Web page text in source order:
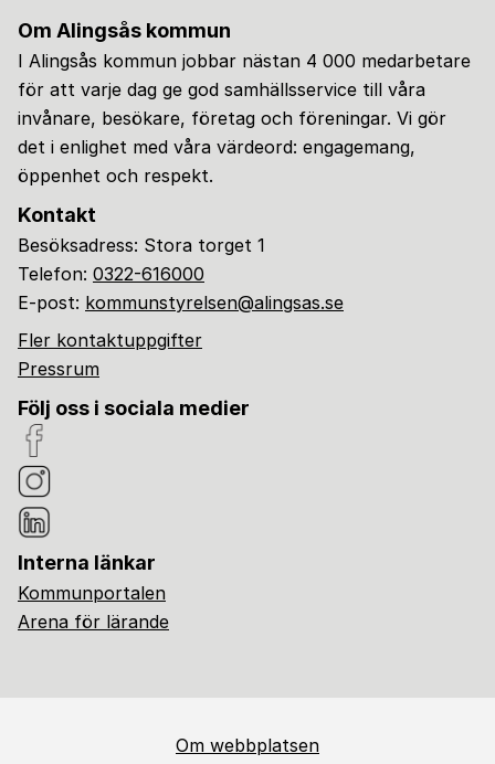
Om Alingsås kommun
I Alingsås kommun jobbar nästan 4 000 medarbetare
för att varje dag ge god samhällsservice till våra
invånare, besökare, företag och föreningar. Vi gör
det i enlighet med våra värdeord: engagemang,
öppenhet och respekt.
Kontakt
Besöksadress: Stora torget 1
Telefon: 0322-616000
E-post: kommunstyrelsen@alingsas.se
Fler kontaktuppgifter
Pressrum
Följ oss i sociala medier
Interna länkar
Kommunportalen
Arena för lärande
Om webbplatsen